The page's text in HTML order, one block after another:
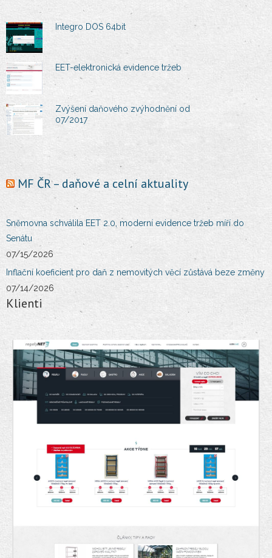
Servis
O nás
Kontakt
Integro DOS 64bit
EET-elektronická evidence tržeb
Zvýšení daňového zvýhodnění od
07/2017
MF ČR – daňové a celní aktuality
Sněmovna schválila EET 2.0, moderní evidence tržeb míří do
Senátu
07/15/2026
Inflační koeficient pro daň z nemovitých věcí zůstává beze změny
07/14/2026
Klienti